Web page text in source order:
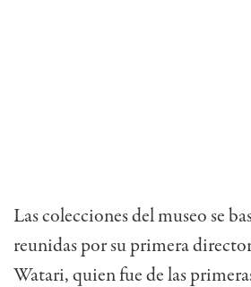
Las colecciones del museo se
reunidas por su primera
Watari, quien fue de las